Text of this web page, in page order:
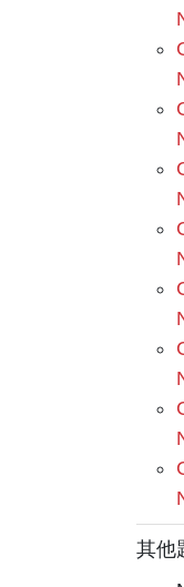
其他